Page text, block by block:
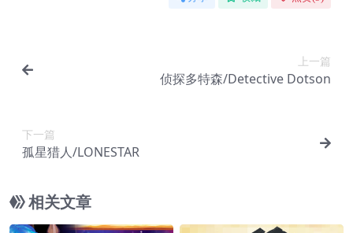
上一篇
侦探多特森/Detective Dotson
下一篇
孤星猎人/LONESTAR
相关文章